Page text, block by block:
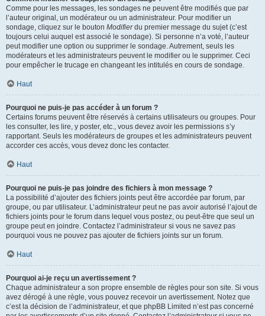
Comme pour les messages, les sondages ne peuvent être modifiés que par
l’auteur original, un modérateur ou un administrateur. Pour modifier un
sondage, cliquez sur le bouton Modifierdu premier message du sujet (c’est
toujours celui auquel est associé le sondage). Si personne n’a voté, l’auteur
peut modifier une option ou supprimer le sondage. Autrement, seuls les
modérateurs et les administrateurs peuvent le modifier ou le supprimer. Ceci
pour empêcher le trucage en changeant les intitulés en cours de sondage.
Haut
Pourquoi ne puis-je pas accéder à un forum ?
Certains forums peuvent être réservés à certains utilisateurs ou groupes. Pour
les consulter, les lire, y poster, etc., vous devez avoir les permissions s’y
rapportant. Seuls les modérateurs de groupes et les administrateurs peuvent
accorder ces accès, vous devez donc les contacter.
Haut
Pourquoi ne puis-je pas joindre des fichiers à mon message ?
La possibilité d’ajouter des fichiers joints peut être accordée par forum, par
groupe, ou par utilisateur. L’administrateur peut ne pas avoir autorisé l’ajout de
fichiers joints pour le forum dans lequel vous postez, ou peut-être que seul un
groupe peut en joindre. Contactez l’administrateur si vous ne savez pas
pourquoi vous ne pouvez pas ajouter de fichiers joints sur un forum.
Haut
Pourquoi ai-je reçu un avertissement ?
Chaque administrateur a son propre ensemble de règles pour son site. Si vous
avez dérogé à une règle, vous pouvez recevoir un avertissement. Notez que
c’est la décision de l’administrateur, et que phpBB Limited n’est pas concerné